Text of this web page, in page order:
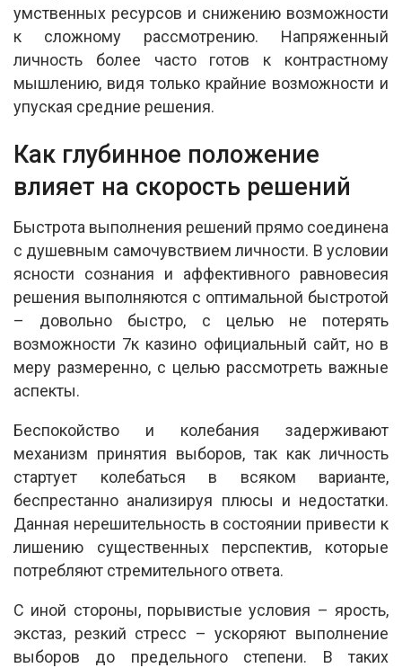
умственных ресурсов и снижению возможности
к сложному рассмотрению. Напряженный
личность более часто готов к контрастному
мышлению, видя только крайние возможности и
упуская средние решения.
Как глубинное положение
влияет на скорость решений
Быстрота выполнения решений прямо соединена
с душевным самочувствием личности. В условии
ясности сознания и аффективного равновесия
решения выполняются с оптимальной быстротой
– довольно быстро, с целью не потерять
возможности 7к казино официальный сайт, но в
меру размеренно, с целью рассмотреть важные
аспекты.
Беспокойство и колебания задерживают
механизм принятия выборов, так как личность
стартует колебаться в всяком варианте,
беспрестанно анализируя плюсы и недостатки.
Данная нерешительность в состоянии привести к
лишению существенных перспектив, которые
потребляют стремительного ответа.
С иной стороны, порывистые условия – ярость,
экстаз, резкий стресс – ускоряют выполнение
выборов до предельного степени. В таких